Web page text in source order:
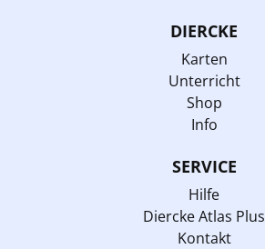
DIERCKE
Karten
Unterricht
Shop
Info
SERVICE
Hilfe
Diercke Atlas Plus
Kontakt